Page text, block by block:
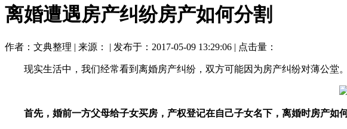
离婚遭遇房产纠纷房产如何分割
作者：文典整理 | 来源： | 发布于：2017-05-09 13:29:06 | 点击量：
现实生活中，我们经常看到离婚房产纠纷，双方可能因为房产纠纷对薄公堂
首先，婚前一方父母给子女买房，产权登记在自己子女名下，离婚时房产如